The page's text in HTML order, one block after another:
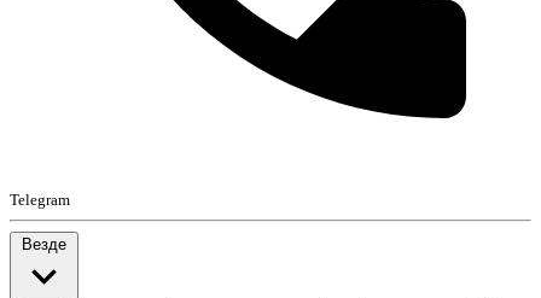
Telegram
Везде